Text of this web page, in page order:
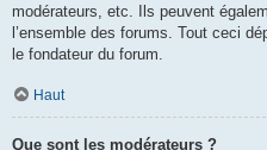
modérateurs, etc. Ils peuvent
l’ensemble des forums. Tout ceci
le fondateur du forum.
Haut
Que sont les modérateurs ?